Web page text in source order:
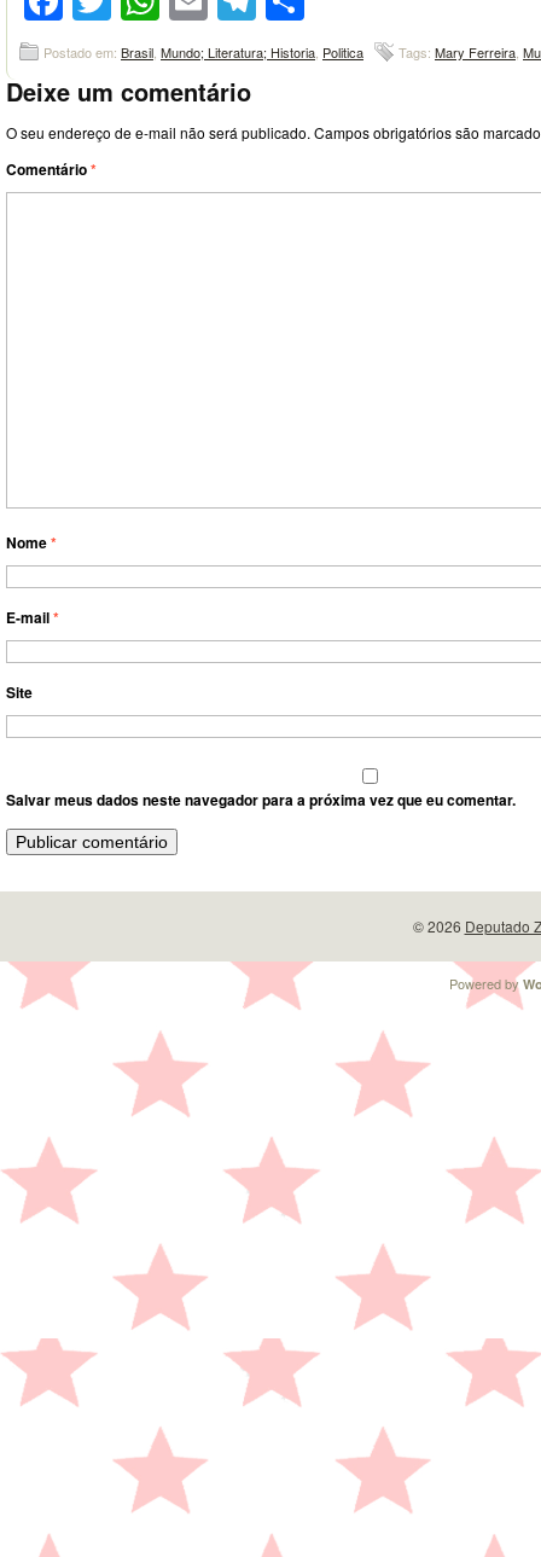
Postado em: Brasil Mundo; Literatura; Historia Politica Tags: Mary Ferreira
Deixe um comentário
O seu endereço de e-mail não será publicado. Campos obrigatórios são
Comentário*
Nome*
E-mail*
Site
Salvar meus dados neste navegador para a próxima vez que eu comentar.
© 2026 Deputado
Powered by